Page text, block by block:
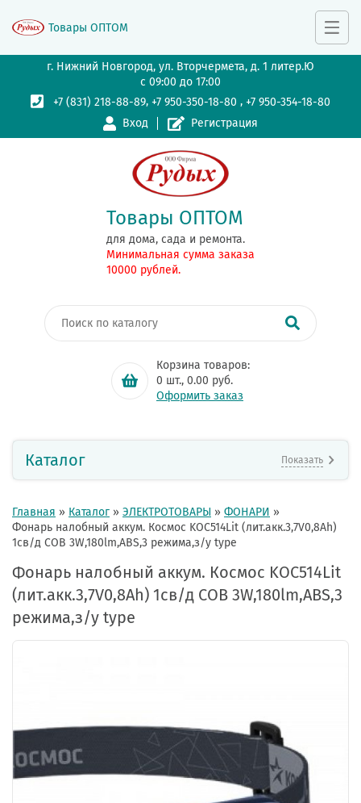
г. Нижний Новгород, ул. Вторчермета, д. 1 литер.Ю
с 09:00 до 17:00
+7 (831) 218-88-89,+7 950-350-18-80 ,+7 950-354-18-80
Вход
Регистрация
Товары ОПТОМ
для дома, сада и ремонта.
Минимальная сумма заказа
10000 рублей.
Корзина товаров:
0 шт., 0.00 руб.
Оформить заказ
Товары ОПТОМ
Каталог Показать
Главная » Каталог » ЭЛЕКТРОТОВАРЫ » ФОНАРИ »
Фонарь налобный аккум. Космос KOC514Lit (лит.акк.3,7V0,8Ah)
1св/д COB 3W,180lm,ABS,3 режима,з/у type
Фонарь налобный аккум. Космос KOC514Lit
(лит.акк.3,7V0,8Ah) 1св/д COB 3W,180lm,ABS,3
режима,з/у type